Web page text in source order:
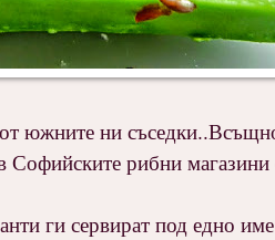
южните ни
Софийските рибни
ги сервират под едно